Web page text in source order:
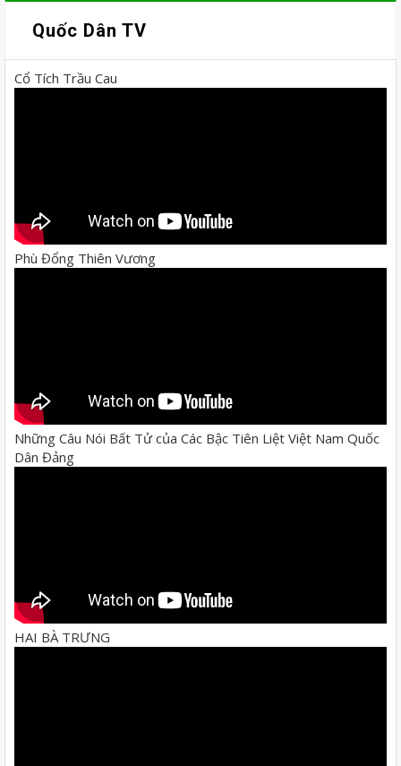
Quốc Dân TV
Cổ Tích Trầu Cau
Phù Đổng Thiên Vương
Những Câu Nói Bất Tử của Các Bậc Tiên Liệt Việt Nam Quốc
Dân Đảng
HAI BÀ TRƯNG